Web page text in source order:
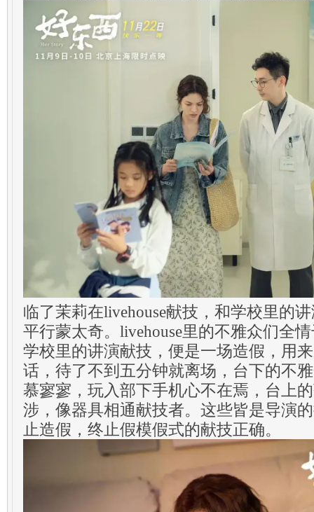
临了茉莉在livehouse献技，和学校里的
平行蒙太奇。livehouse里的不雅众们全
学校里的讲演献技，便是一场造假，用
话，待了不到五分钟就离场，台下的不
慕寥寥，玩入部下手机心不在焉，台上
涉，像器具相通献技者。这些皆是导演
止造假，终止假模假式的献技正确。